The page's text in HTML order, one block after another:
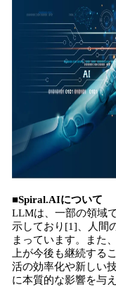
■Spiral.AIについて
LLMは、一部の領域
示しており[1]、人間
まっています。また
上が今後も継続する
活の効率化や新しい
に本質的な影響を与